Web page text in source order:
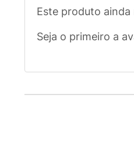
Este produto ainda
Seja o primeiro a